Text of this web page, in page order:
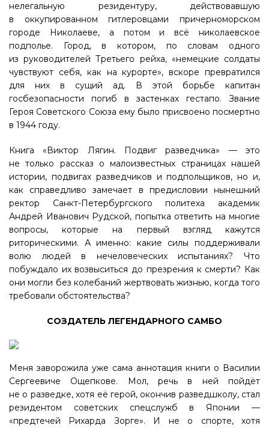
нелегальную резидентуру, действовавшую
в оккупированном гитлеровцами причерноморском
городе Николаеве, а потом и всё николаевское
подполье. Город, в котором, по словам одного
из руководителей Третьего рейха, «немецкие солдаты
чувствуют себя, как на курорте», вскоре превратился
для них в сущий ад. В этой борьбе капитан
госбезопасности погиб в застенках гестапо. Звание
Героя Советского Союза ему было присвоено посмертно
в 1944 году.
Книга «Виктор Лягин. Подвиг разведчика» — это
не только рассказ о малоизвестных страницах нашей
истории, подвигах разведчиков и подпольщиков, но и,
как справедливо замечает в предисловии нынешний
ректор Санкт-Петербургского политеха академик
Андрей Иванович Рудской, попытка ответить на многие
вопросы, которые на первый взгляд кажутся
риторическими. А именно: какие силы поддерживали
волю людей в нечеловеческих испытаниях? Что
побуждало их возвыситься до презрения к смерти? Как
они могли без колебаний жертвовать жизнью, когда того
требовали обстоятельства?
СОЗДАТЕЛЬ ЛЕГЕНДАРНОГО САМБО
Меня заворожила уже сама аннотация книги о Василии
Сергеевиче Ощепкове. Мол, речь в ней пойдёт
не о разведке, хотя её герой, окончив разведшколу, стал
резидентом советских спецслужб в Японии —
«предтечей Рихарда Зорге». И не о спорте, хотя